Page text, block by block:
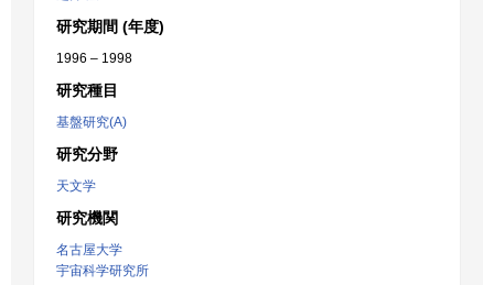
研究期間 (年度)
1996 – 1998
研究種目
基盤研究(A)
研究分野
天文学
研究機関
名古屋大学
宇宙科学研究所